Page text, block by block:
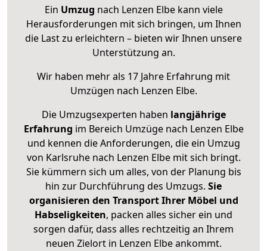
Ein Umzug nach Lenzen Elbe kann viele
Herausforderungen mit sich bringen, um Ihnen
die Last zu erleichtern – bieten wir Ihnen unsere
Unterstützung an.
Wir haben mehr als 17 Jahre Erfahrung mit
Umzügen nach Lenzen Elbe.
Die Umzugsexperten haben langjährige
Erfahrung im Bereich Umzüge nach Lenzen Elbe
und kennen die Anforderungen, die ein Umzug
von Karlsruhe nach Lenzen Elbe mit sich bringt.
Sie kümmern sich um alles, von der Planung bis
hin zur Durchführung des Umzugs. Sie
organisieren den Transport Ihrer Möbel und
Habseligkeiten, packen alles sicher ein und
sorgen dafür, dass alles rechtzeitig an Ihrem
neuen Zielort in Lenzen Elbe ankommt.